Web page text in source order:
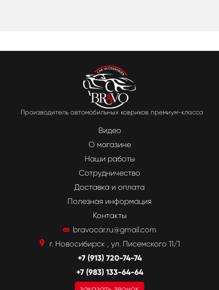
Производитель автомобильных ковриков премиум-класса
Видео
О магазине
Наши работы
Сотрудничество
Доставка и оплата
Полезная информация
Контакты
bravocar.ru@gmail.com
г. Новосибирск , ул. Писемского 11/1
+7 (913) 720-74-74
+7 (983) 133-64-64